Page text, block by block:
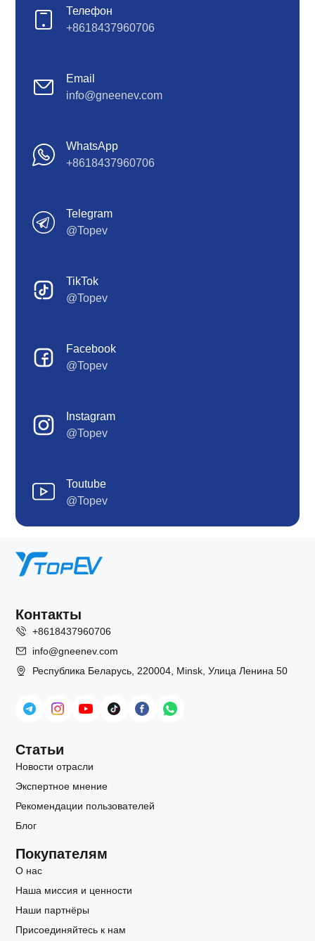
Телефон
+8618437960706
Email
info@gneenev.com
WhatsApp
+8618437960706
Telegram
@Topev
TikTok
@Topev
Facebook
@Topev
Instagram
@Topev
Toutube
@Topev
Контакты
+8618437960706
info@gneenev.com
Республика Беларусь, 220004, Minsk, Улица Ленина 50
Статьи
Новости отрасли
Экспертное мнение
Рекомендации пользователей
Блог
Покупателям
О нас
Наша миссия и ценности
Наши партнёры
Присоединяйтесь к нам